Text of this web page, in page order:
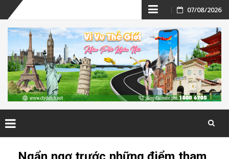
Skip
to
content
07/08/2026